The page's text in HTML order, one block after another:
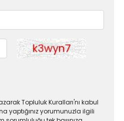
Topluluk Kuralları'nı kabul
yaptığınız yorumunuzla ilgili